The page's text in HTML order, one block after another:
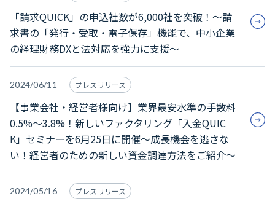
「請求QUICK」の申込社数が6,000社を突破！～請
求書の「発行・受取・電子保存」機能で、中小企業
の経理財務DXと法対応を強力に支援～
2024/06/11 プレスリリース
【事業会社・経営者様向け】業界最安水準の手数料
0.5%～3.8%！新しいファクタリング「入金QUIC
K」セミナーを6月25日に開催～成長機会を逃さな
い！経営者のための新しい資金調達方法をご紹介～
2024/05/16 プレスリリース